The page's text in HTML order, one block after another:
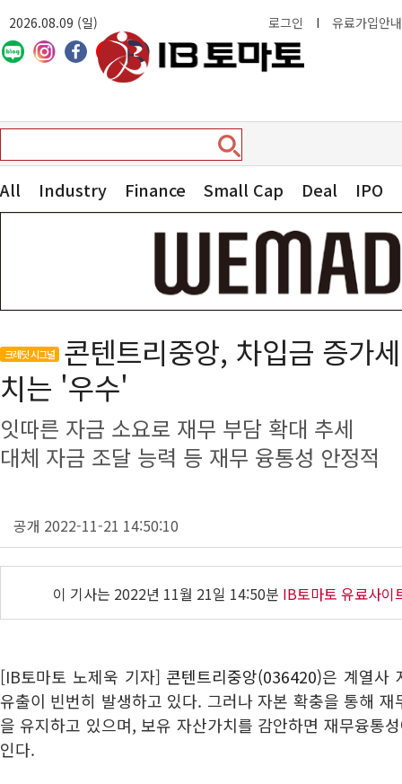
2026.08.09 (일) 로그인 I 유료가입안내
All Industry Finance Small Cap Deal IPO
크레딧 시그널
콘텐트리중앙, 차입금 증가
치는 '우수'
잇따른 자금 소요로 재무 부담 확대 추세
대체 자금 조달 능력 등 재무 융통성 안정적
공개 2022-11-21 14:50:10
이 기사는 2022년 11월 21일 14:50분 IB토마토 유료사이
[IB토마토 노제욱 기자] 콘텐트리중앙(036420)은 계열사
유출이 빈번히 발생하고 있다. 그러나 자본 확충을 통해
을 유지하고 있으며, 보유 자산가치를 감안하면 재무융통
인다.